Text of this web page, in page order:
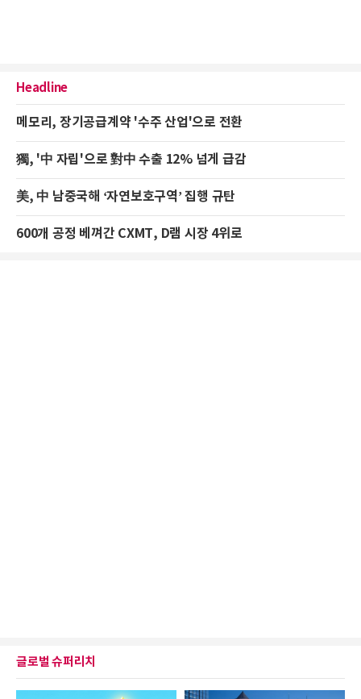
Headline
메모리, 장기공급계약 '수주 산업'으로 전환
獨, '中 자립'으로 對中 수출 12% 넘게 급감
美, 中 남중국해 ‘자연보호구역’ 집행 규탄
600개 공정 베껴간 CXMT, D램 시장 4위로
글로벌 슈퍼리치